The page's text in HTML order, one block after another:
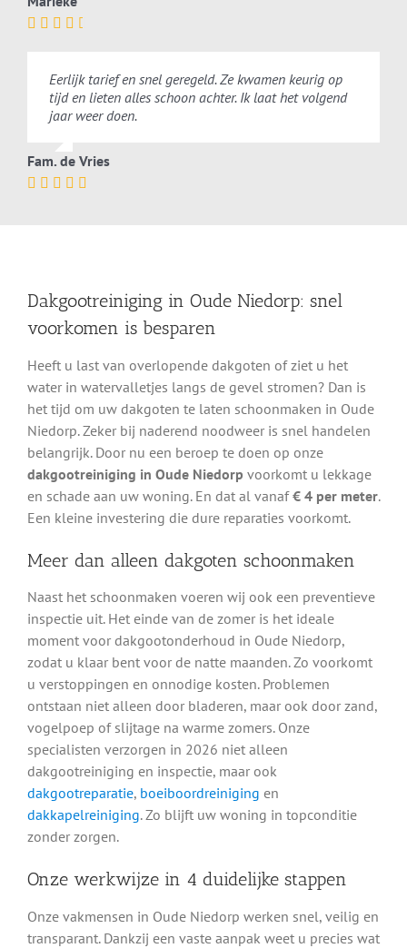
Eerlijk tarief en snel geregeld. Ze kwamen keurig op
tijd en lieten alles schoon achter. Ik laat het volgend
jaar weer doen.
Fam. de Vries
Dakgootreiniging in Oude Niedorp: snel
voorkomen is besparen
Heeft u last van overlopende dakgoten of ziet u het
water in watervalletjes langs de gevel stromen? Dan is
het tijd om uw dakgoten te laten schoonmaken in Oude
Niedorp. Zeker bij naderend noodweer is snel handelen
belangrijk. Door nu een beroep te doen op onze
dakgootreiniging in Oude Niedorp voorkomt u lekkage
en schade aan uw woning. En dat al vanaf€ 4 per meter.
Een kleine investering die dure reparaties voorkomt.
Meer dan alleen dakgoten schoonmaken
Naast het schoonmaken voeren wij ook een preventieve
inspectie uit. Het einde van de zomer is het ideale
moment voor dakgootonderhoud in Oude Niedorp,
zodat u klaar bent voor de natte maanden. Zo voorkomt
u verstoppingen en onnodige kosten. Problemen
ontstaan niet alleen door bladeren, maar ook door zand,
vogelpoep of slijtage na warme zomers. Onze
specialisten verzorgen in 2026 niet alleen
dakgootreiniging en inspectie, maar ook
dakgootreparatie, boeiboordreiniging en
dakkapelreiniging. Zo blijft uw woning in topconditie
zonder zorgen.
Onze werkwijze in 4 duidelijke stappen
Onze vakmensen in Oude Niedorp werken snel, veilig en
transparant. Dankzij een vaste aanpak weet u precies wat